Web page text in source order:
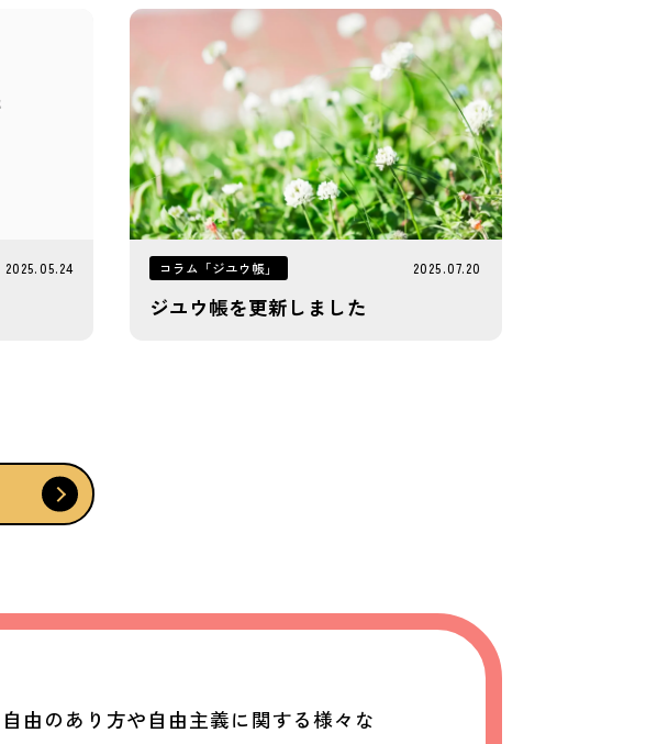
2025.05.24 コラム「ジユウ帳」 2025.07.20
ジユウ帳を更新しました
由のあり方や自由主義に関する様々な